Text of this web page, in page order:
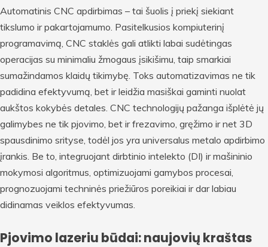
Automatinis CNC apdirbimas – tai šuolis į priekį siekiant
tikslumo ir pakartojamumo. Pasitelkusios kompiuterinį
programavimą, CNC staklės gali atlikti labai sudėtingas
operacijas su minimaliu žmogaus įsikišimu, taip smarkiai
sumažindamos klaidų tikimybę. Toks automatizavimas ne tik
padidina efektyvumą, bet ir leidžia masiškai gaminti nuolat
aukštos kokybės detales. CNC technologijų pažanga išplėtė jų
galimybes ne tik pjovimo, bet ir frezavimo, gręžimo ir net 3D
spausdinimo srityse, todėl jos yra universalus metalo apdirbimo
įrankis. Be to, integruojant dirbtinio intelekto (DI) ir mašininio
mokymosi algoritmus, optimizuojami gamybos procesai,
prognozuojami techninės priežiūros poreikiai ir dar labiau
didinamas veiklos efektyvumas.
Pjovimo lazeriu būdai: naujovių kraštas